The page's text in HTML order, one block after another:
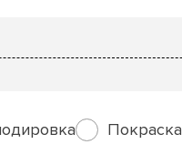
Покраска